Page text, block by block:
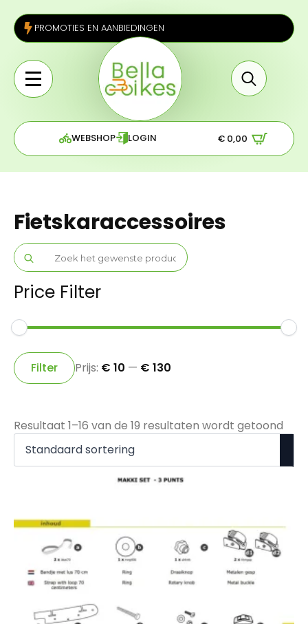
PROMOTIES EN AANBIEDINGEN
for:
WEBSHOP LOGIN € 0,00
Fietskaraccessoires
Search
for:
Price Filter
Min.
prijs
Max.
prijsFilter Prijs: € 10 — € 130
Resultaat 1–16 van de 19 resultaten wordt getoond